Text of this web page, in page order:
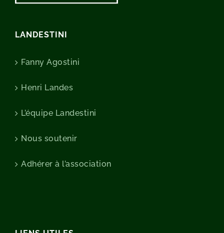
LANDESTINI
Fanny Agostini
Henri Landes
L’équipe Landestini
Nous soutenir
Adhérer à l’association